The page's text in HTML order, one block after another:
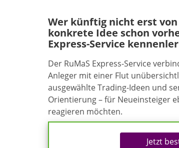
Wer künftig nicht erst
konkrete Idee schon
Express-Service
Der RuMaS Express-Service
Anleger mit einer Flut
ausgewählte Trading-Ideen und
Orientierung – für Neueinsteiger
reagieren möchten.
Jetzt